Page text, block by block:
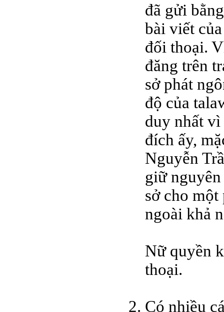
đã gửi
bài viết
đối thoại.
đăng trên
sở phát
độ của
duy nhất
đích ấy,
Nguyễn
giữ
sở cho
ngoài khả
Nữ quyền
thoại.
Có nhiều